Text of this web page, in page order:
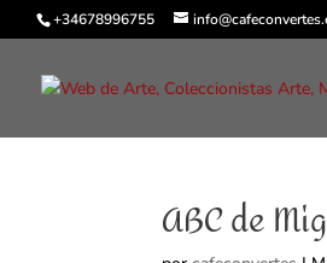
+34678996755
ABC de